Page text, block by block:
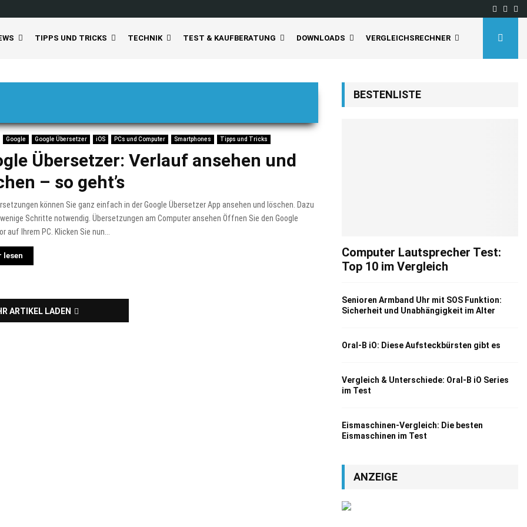
TIPPS UND TRICKS TECHNIK TEST & KAUFBERATUNG DOWNLOADS VERGLEICHSRECHNER
Google Google Übersetzer iOS PCs und Computer Smartphones Tipps und Tricks
Übersetzer: Verlauf ansehen und
– so geht’s
können Sie ganz einfach in der Google Übersetzer App ansehen und löschen. Dazu
Schritte notwendig. Übersetzungen am Computer ansehen Öffnen Sie den Google
auf Ihrem PC. Klicken Sie nun...
lesen
ARTIKEL LADEN
BESTENLISTE
Computer Lautsprecher Test:
Top 10 im Vergleich
Senioren Armband Uhr mit SOS Funktion:
Sicherheit und Unabhängigkeit im Alter
Oral-B iO: Diese Aufsteckbürsten gibt es
Vergleich & Unterschiede: Oral-B iO Series
im Test
Eismaschinen-Vergleich: Die besten
Eismaschinen im Test
ANZEIGE